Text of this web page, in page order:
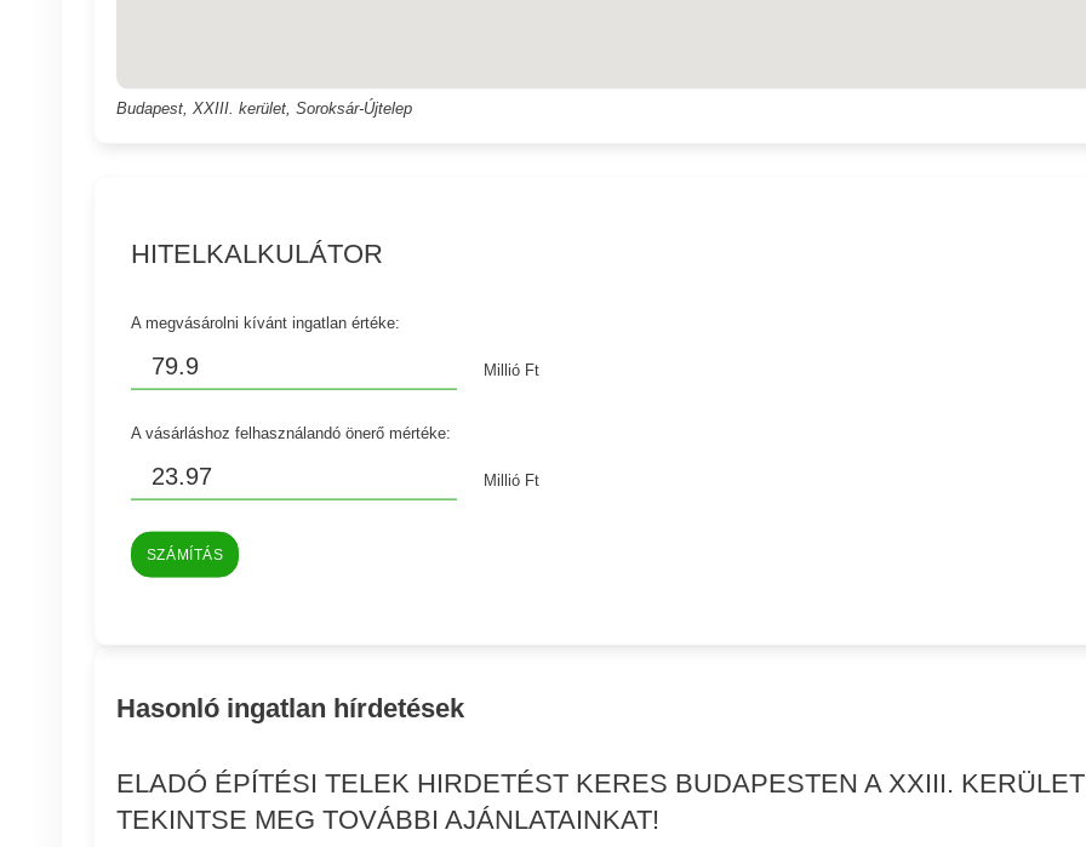
Budapest, XXIII. kerület, Soroksár-Újtelep
HITELKALKULÁTOR
A megvásárolni kívánt ingatlan értéke:
Millió Ft
A vásárláshoz felhasználandó önerő mértéke:
Millió Ft
SZÁMÍTÁS
Hasonló ingatlan hírdetések
ELADÓ ÉPÍTÉSI TELEK HIRDETÉST KERES BUDAPESTEN A XXIII.
TEKINTSE MEG TOVÁBBI AJÁNLATAINKAT!